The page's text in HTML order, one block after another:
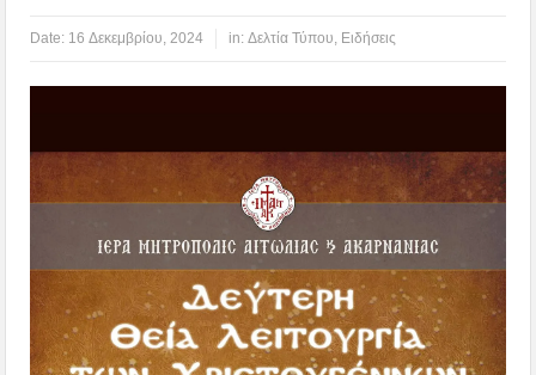
Date: 16 Δεκεμβρίου, 2024 in:Δελτία Τύπου Ειδήσεις